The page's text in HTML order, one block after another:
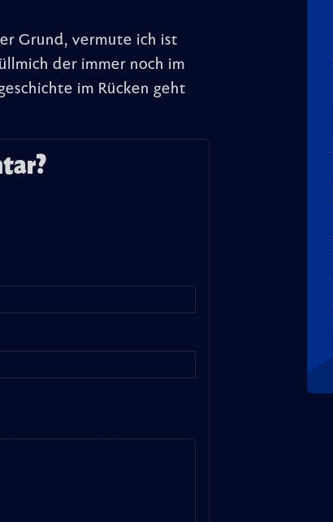
Grund, vermute ich ist
der immer noch im
im Rücken geht